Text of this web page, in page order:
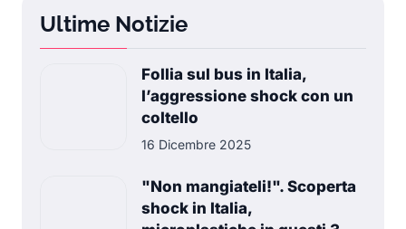
Ultime Notizie
Follia sul bus in Italia,
l’aggressione shock con un
coltello
16 Dicembre 2025
"Non mangiateli!". Scoperta
shock in Italia,